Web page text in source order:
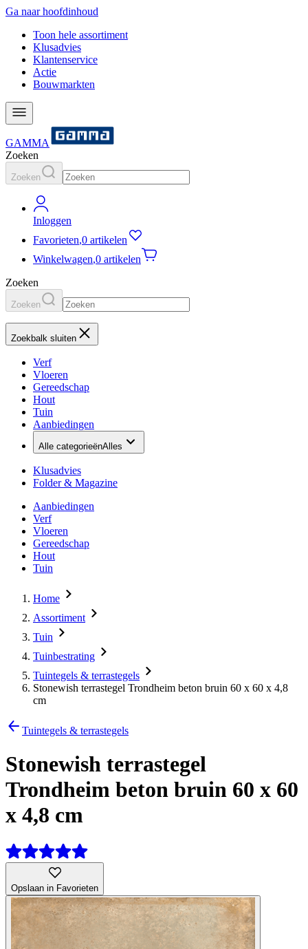
Ga naar hoofdinhoud
Toon hele assortiment
Klusadvies
Klantenservice
Actie
Bouwmarkten
GAMMA
Zoeken
Zoeken
Inloggen
Favorieten,0 artikelen
Winkelwagen,0 artikelen
Zoeken
Zoeken
Zoekbalk sluiten
Verf
Vloeren
Gereedschap
Hout
Tuin
Aanbiedingen
Alle categorieënAlles
Klusadvies
Folder & Magazine
Aanbiedingen
Verf
Vloeren
Gereedschap
Hout
Tuin
Home
Assortiment
Tuin
Tuinbestrating
Tuintegels & terrastegels
Stonewish terrastegel Trondheim beton bruin 60 x 60 x 4,8
cm
Tuintegels & terrastegels
Stonewish terrastegel
Trondheim beton bruin 60 x 60
x 4,8 cm
Opslaan in Favorieten